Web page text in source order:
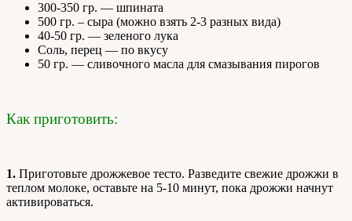
300-350 гр. — шпината
500 гр. – сыра (можно взять 2-3 разных вида)
40-50 гр. — зеленого лука
Соль, перец — по вкусу
50 гр. — сливочного масла для смазывания пирогов
Как приготовить:
1. Приготовьте дрожжевое тесто. Разведите свежие дрожжи в
теплом молоке, оставьте на 5-10 минут, пока дрожжи начнут
активироваться.